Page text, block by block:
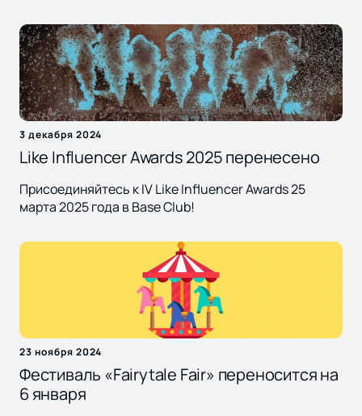
3 декабря 2024
Like Influencer Awards 2025 перенесено
Присоединяйтесь к IV Like Influencer Awards 25
марта 2025 года в Base Club!
23 ноября 2024
Фестиваль «Fairytale Fair» переносится на
6 января